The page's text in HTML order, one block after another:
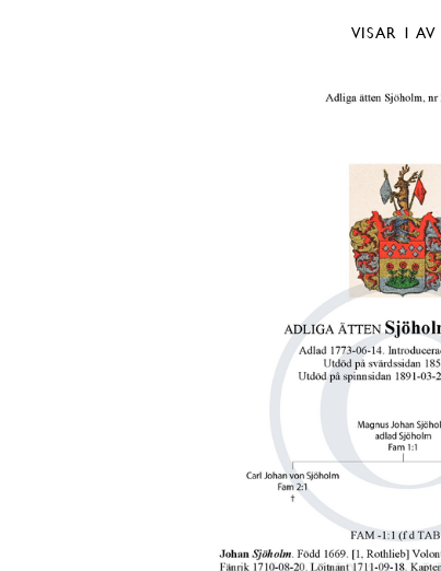
VISAR 1